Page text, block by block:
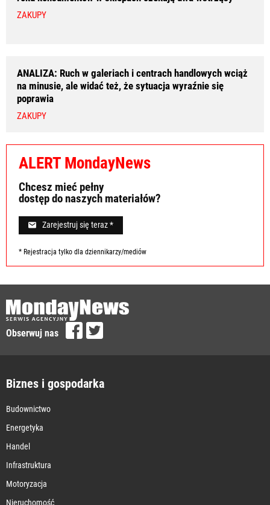
ZAKUPY
ANALIZA: Ruch w galeriach i centrach handlowych wciąż
na minusie, ale widać też, że sytuacja wyraźnie się
poprawia
ZAKUPY
ALERT MondayNews
Chcesz mieć pełny
dostęp do naszych materiałów?
Zarejestruj się teraz *
* Rejestracja tylko dla dziennikarzy/mediów
Obserwuj nas
Biznes i gospodarka
Budownictwo
Energetyka
Handel
Infrastruktura
Motoryzacja
Nieruchomość